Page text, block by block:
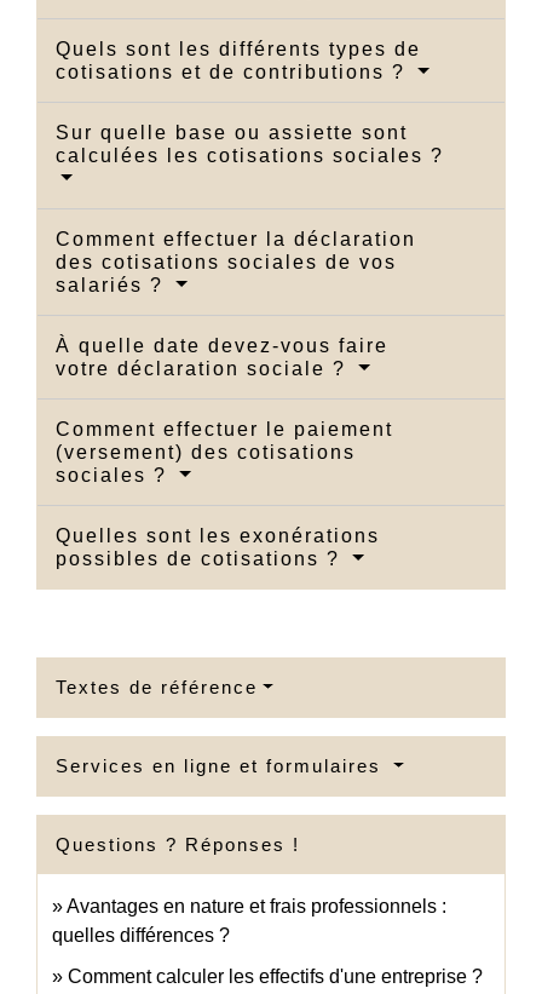
Quels sont les différents types de
cotisations et de contributions ?
Sur quelle base ou assiette sont
calculées les cotisations sociales ?
Comment effectuer la déclaration
des cotisations sociales de vos
salariés ?
À quelle date devez-vous faire
votre déclaration sociale ?
Comment effectuer le paiement
(versement) des cotisations
sociales ?
Quelles sont les exonérations
possibles de cotisations ?
Textes de référence
Services en ligne et formulaires
Questions ? Réponses !
Avantages en nature et frais professionnels :
quelles différences ?
Comment calculer les effectifs d'une entreprise ?